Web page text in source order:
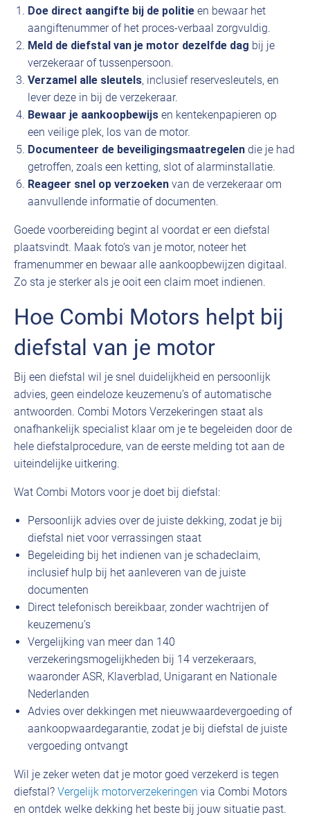
Doe direct aangifte bij de politie en bewaar het
aangiftenummer of het proces-verbaal zorgvuldig.
Meld de diefstal van je motor dezelfde dag bij je
verzekeraar of tussenpersoon.
Verzamel alle sleutels, inclusief reservesleutels, en
lever deze in bij de verzekeraar.
Bewaar je aankoopbewijs en kentekenpapieren op
een veilige plek, los van de motor.
Documenteer de beveiligingsmaatregelen die je had
getroffen, zoals een ketting, slot of alarminstallatie.
Reageer snel op verzoeken van de verzekeraar om
aanvullende informatie of documenten.
Goede voorbereiding begint al voordat er een diefstal
plaatsvindt. Maak foto’s van je motor, noteer het
framenummer en bewaar alle aankoopbewijzen digitaal.
Zo sta je sterker als je ooit een claim moet indienen.
Hoe Combi Motors helpt bij
diefstal van je motor
Bij een diefstal wil je snel duidelijkheid en persoonlijk
advies, geen eindeloze keuzemenu’s of automatische
antwoorden. Combi Motors Verzekeringen staat als
onafhankelijk specialist klaar om je te begeleiden door de
hele diefstalprocedure, van de eerste melding tot aan de
uiteindelijke uitkering.
Wat Combi Motors voor je doet bij diefstal:
Persoonlijk advies over de juiste dekking, zodat je bij
diefstal niet voor verrassingen staat
Begeleiding bij het indienen van je schadeclaim,
inclusief hulp bij het aanleveren van de juiste
documenten
Direct telefonisch bereikbaar, zonder wachtrijen of
keuzemenu’s
Vergelijking van meer dan 140
verzekeringsmogelijkheden bij 14 verzekeraars,
waaronder ASR, Klaverblad, Unigarant en Nationale
Nederlanden
Advies over dekkingen met nieuwwaardevergoeding of
aankoopwaardegarantie, zodat je bij diefstal de juiste
vergoeding ontvangt
Wil je zeker weten dat je motor goed verzekerd is tegen
diefstal? Vergelijk motorverzekeringen via Combi Motors
en ontdek welke dekking het beste bij jouw situatie past.